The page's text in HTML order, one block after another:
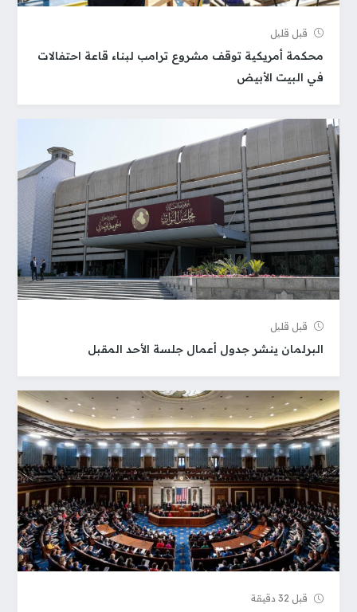
قبل قلیل
محكمة أمريكية توقف مشروع ترامب لبناء قاعة احتفالات
في البيت الأبيض
قبل قلیل
البرلمان ينشر جدول أعمال جلسة الأحد المقبل
قبل 32 دقيقة